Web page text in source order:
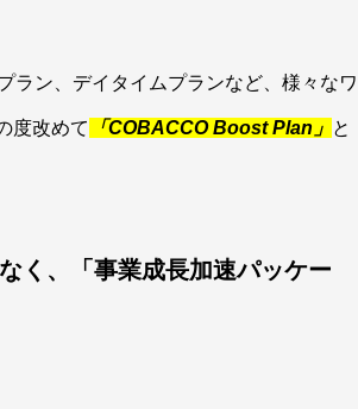
ラン、デイタイムプランなど、様々なワ
度改めて 「COBACCO Boost Plan」 と
く、「事業成長加速パッケー